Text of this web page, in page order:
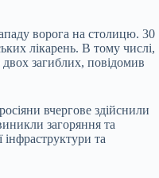
ворога на столицю. 30
лікарень. В тому числі,
загиблих, повідомив
вчергове здійснили
загоряння та
та